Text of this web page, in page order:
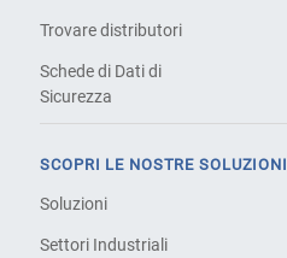
Trovare distributori
Schede di Dati di
Sicurezza
SCOPRI LE NOSTRE SOLUZIONI
Soluzioni
Settori Industriali